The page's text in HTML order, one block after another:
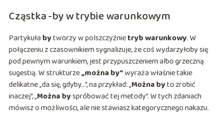
Cząstka -by w trybie warunkowym
Partykuła bytworzy w polszczyźnietryb warunkowy. W
połączeniu z czasownikiem sygnalizuje, że coś wydarzyłoby się
pod pewnym warunkiem, jest przypuszczeniem albo grzeczną
sugestią. W strukturze„można by”wyraża właśnie takie
delikatne „da się, gdyby…”, na przykład: „Można byto zrobić
inaczej”, „Można byspróbować tej metody”. W tych zdaniach
mówisz o możliwości, ale nie stawiasz kategorycznego nakazu.